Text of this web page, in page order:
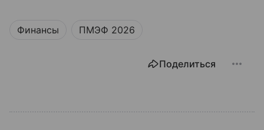
Финансы ПМЭФ 2026
Поделиться